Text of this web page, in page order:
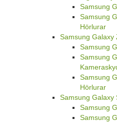
Samsung
Samsung
Hörlurar
Samsung Galaxy
Samsung
Samsung
Samsung
Hörlurar
Samsung Galaxy
Samsung
Samsung